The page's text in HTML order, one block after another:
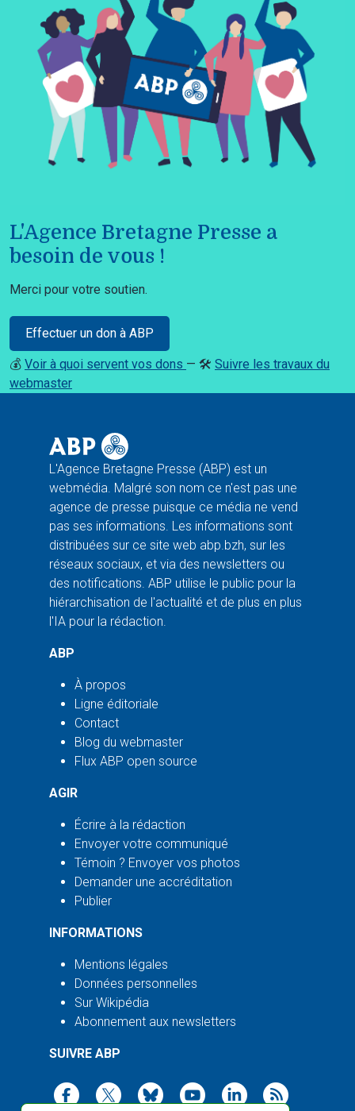
L'Agence Bretagne Presse a
besoin de vous !
Merci pour votre soutien.
Effectuer un don à ABP
💰 Voir à quoi servent vos dons — 🛠️ Suivre les travaux du
webmaster
L'Agence Bretagne Presse (ABP) est un
webmédia. Malgré son nom ce n'est pas une
agence de presse puisque ce média ne vend
pas ses informations. Les informations sont
distribuées sur ce site web abp.bzh, sur les
réseaux sociaux, et via des newsletters ou
des notifications. ABP utilise le public pour la
hiérarchisation de l'actualité et de plus en plus
l'IA pour la rédaction.
ABP
À propos
Ligne éditoriale
Contact
Blog du webmaster
Flux ABP open source
AGIR
Écrire à la rédaction
Envoyer votre communiqué
Témoin ? Envoyer vos photos
Demander une accréditation
Publier
INFORMATIONS
Mentions légales
Données personnelles
Sur Wikipédia
Abonnement aux newsletters
SUIVRE ABP